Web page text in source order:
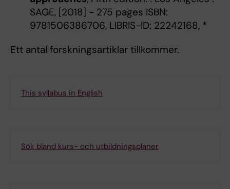
SAGE, [2018] - 275 pages ISBN:
9781506386706, LIBRIS-ID: 22242168, *
Ett antal forskningsartiklar tillkommer.
This syllabus in English
Sök bland kurs- och utbildningsplaner